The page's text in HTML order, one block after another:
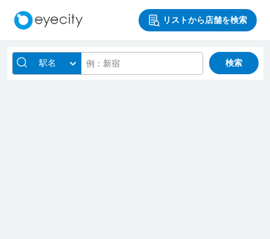
リストから店舗を検索
駅名 検索